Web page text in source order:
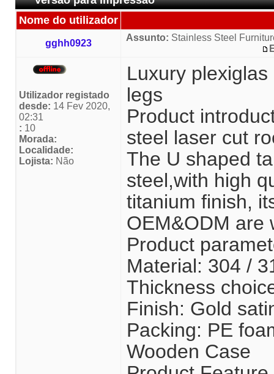
Nome do utilizador
gghh0923
Assunto: Stainless Steel
Utilizador registado
desde: 14 Fev 2020,
02:31
: 10
Morada:
Localidade:
Lojista: Não
Luxury
legs
Product
steel laser cut
The U shaped
steel,with high
titanium finish,
OEM&ODM are
Product
Material: 304 /
Thickness
Finish: Gold
Packing: PE
Wooden Case